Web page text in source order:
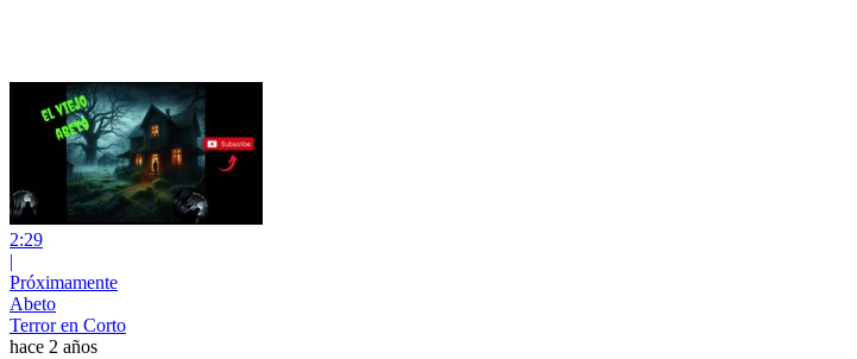
2:29
|
Próximamente
Abeto
Terror en Corto
hace 2 años